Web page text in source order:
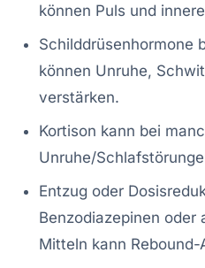
können Puls und
Schilddrüsenhormone
können Unruhe,
verstärken.
Kortison kann bei
Unruhe/
Entzug oder
Benzodiazepinen oder
Mitteln kann